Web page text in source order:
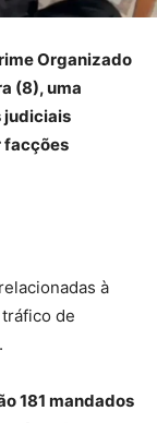
Organizado
(8), uma
judiciais
facções
à
de
181 mandados